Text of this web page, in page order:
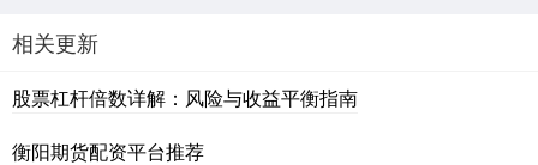
相关更新
股票杠杆倍数详解：风险与收益平衡指南
衡阳期货配资平台推荐